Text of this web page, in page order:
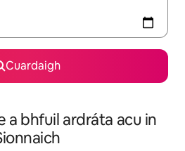
Cuardaigh
a bhfuil ardráta acu in